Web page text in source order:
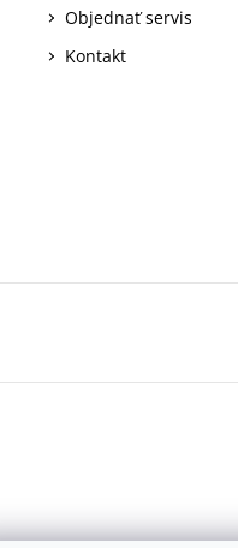
Objednať servis
Kontakt